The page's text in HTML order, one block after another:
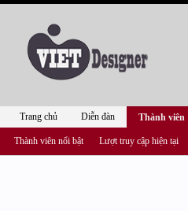
Trang chủ Diễn đàn Thành viên
Thành viên nổi bật Lượt truy cập hiện tại